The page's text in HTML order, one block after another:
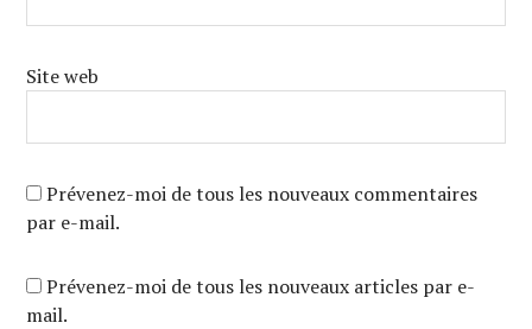
Site web
Prévenez-moi de tous les nouveaux commentaires
par e-mail.
Prévenez-moi de tous les nouveaux articles par e-
mail.